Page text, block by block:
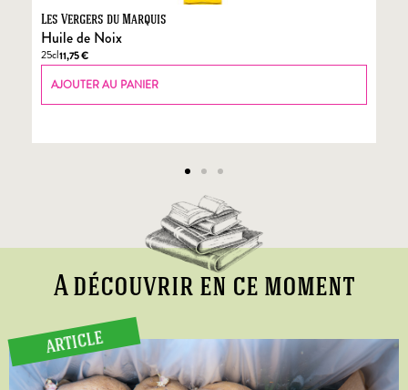
Les Vergers du Marquis
Huile de Noix
25cl11,75€
AJOUTER AU PANIER
A découvrir en ce moment
ARTICLE